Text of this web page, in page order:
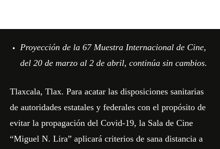
Proyección de la 67 Muestra Internacional de Cine,
del 20 de marzo al 2 de abril, continúa sin cambios.
Tlaxcala, Tlax. Para acatar las disposiciones sanitarias
de autoridades estatales y federales con el propósito de
evitar la propagación del Covid-19, la Sala de Cine
“Miguel N. Lira” aplicará criterios de sana distancia a